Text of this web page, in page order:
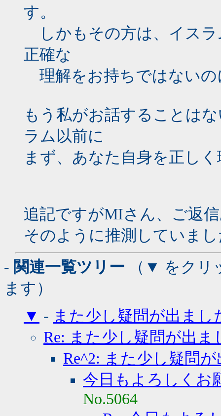
す。
しかもその方は、イスラ
正確な
理解をお持ちではないの
もう私がお話することは
ラム以前に
まず、あなた自身を正し
追記ですがMIさん、ご返
そのように推測していま
- 関連一覧ツリー （▼ をクリ
ます）
▼ - また少し疑問が出まし
Re: また少し疑問が出ま
Re^2: また少し疑問
今日もよろしくお
No.5064